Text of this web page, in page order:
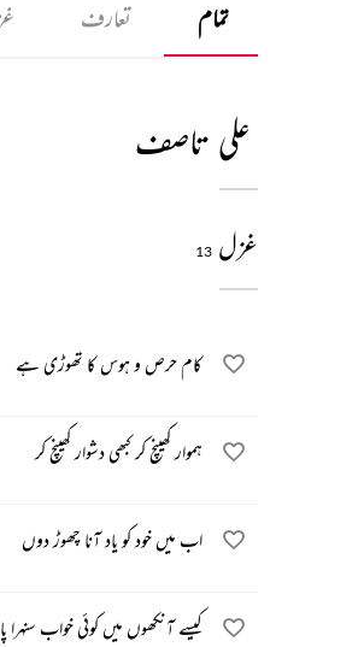
تمام تعارف
علی تاصف
غزل 13
کام حرص و ہوس کا تھوڑی ہے
ہموار کھینچ کر کبھی دشوار کھینچ کر
اب میں خود کو یاد آنا چھوڑ دوں
کیسے آنکھوں میں کوئی خواب سنہرا